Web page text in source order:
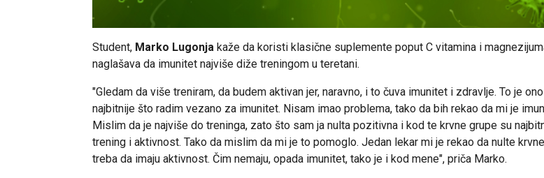
Student, Marko Lugonja kaže da koristi klasične suplemente poput C vitamina i
naglašava da imunitet najviše diže treningom u teretani.
"Gledam da više treniram, da budem aktivan jer, naravno, i to čuva imunitet i zdravlje. To je ono
najbitnije što radim vezano za imunitet. Nisam imao problema, tako da bih rekao da mi je
Mislim da je najviše do treninga, zato što sam ja nulta pozitivna i kod te krvne grupe su
trening i aktivnost. Tako da mislim da mi je to pomoglo. Jedan lekar mi je rekao da nulte
treba da imaju aktivnost. Čim nemaju, opada imunitet, tako je i kod mene", priča Marko.